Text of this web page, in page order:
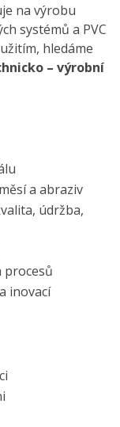
na výrobu
systémů a PVC
hledáme
– výrobní
a abraziv
údržba,
procesů
inovací